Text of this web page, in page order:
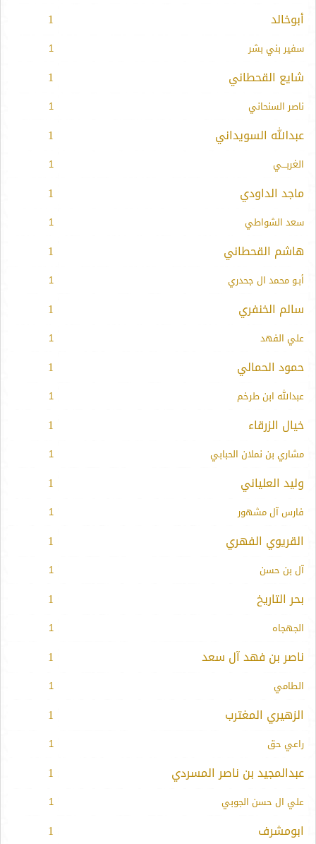
أبوخالد 1
سفير بني بشر 1
شايع القحطاني 1
ناصر السنحاني 1
عبدالله السويداني 1
الغربـــي 1
ماجد الداودي 1
سعد الشواطي 1
هاشم القحطاني 1
أبـو محمد ال جحدري 1
سالم الخنفري 1
علي الفهد 1
حمود الحمالي 1
عبدالله ابن طرخم 1
خيال الزرقاء 1
مشاري بن نملان الحبابي 1
وليد العلياني 1
فارس آل مشهور 1
القريوي الفهري 1
آل بن حسن 1
بحر التاريخ 1
الجهجاه 1
ناصر بن فهد آل سعد 1
الطامي 1
الزهيري المغترب 1
راعي حق 1
عبدالمجيد بن ناصر المسردي 1
علي ال حسن الجوبي 1
ابومشرف 1